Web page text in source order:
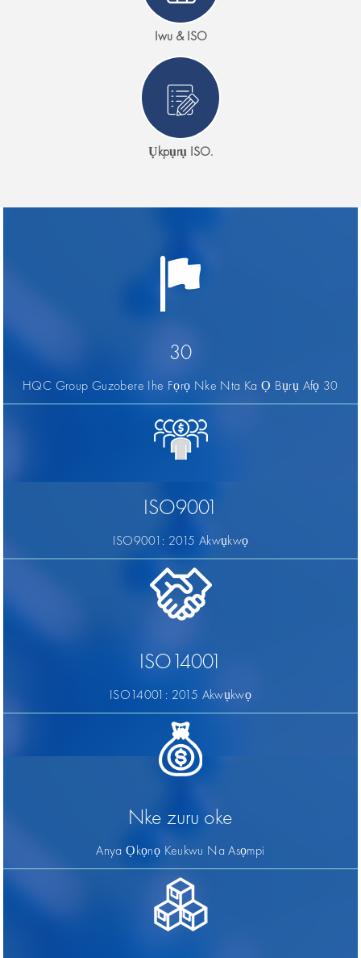
Iwu & ISO
Ụkpụrụ ISO.
30
HQC Group Guzobere Ihe Fọrọ Nke Nta Ka Ọ Bụrụ Afọ 30
ISO9001
ISO9001: 2015 Akwụkwọ
ISO14001
ISO14001: 2015 Akwụkwọ
Nke zuru oke
Anya Ọkọnọ Keukwu Na Asọmpi